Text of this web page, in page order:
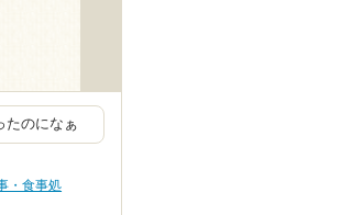
たのになぁ
・食事処